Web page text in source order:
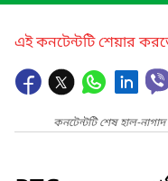
এই কনটেন্টটি শেয়ার
কনটেন্টটি শেষ হাল-